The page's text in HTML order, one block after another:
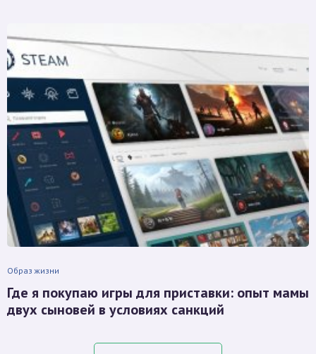
Образ жизни
Где я покупаю игры для приставки: опыт мамы
двух сыновей в условиях санкций